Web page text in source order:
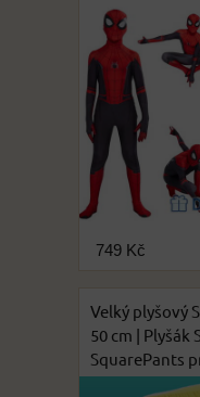
749 Kč
Velký plyšový
50 cm | Plyšák
SquarePants